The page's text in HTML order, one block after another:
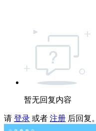
暂无回复内容
请 登录 或者 注册 后回复。